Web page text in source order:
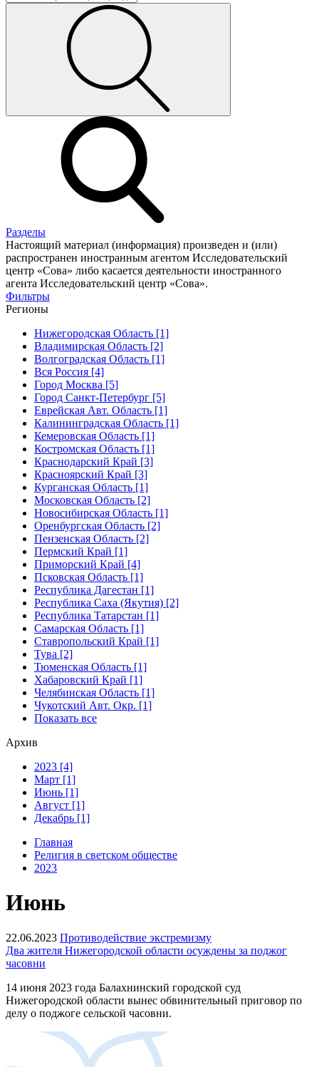
Разделы
Настоящий материал (информация) произведен и (или)
распространен иностранным агентом Исследовательский
центр «Сова» либо касается деятельности иностранного
агента Исследовательский центр «Сова».
Фильтры
Регионы
Нижегородская Область [1]
Владимирская Область [2]
Волгоградская Область [1]
Вся Россия [4]
Город Москва [5]
Город Санкт-Петербург [5]
Еврейская Авт. Область [1]
Калининградская Область [1]
Кемеровская Область [1]
Костромская Область [1]
Краснодарский Край [3]
Красноярский Край [3]
Курганская Область [1]
Московская Область [2]
Новосибирская Область [1]
Оренбургская Область [2]
Пензенская Область [2]
Пермский Край [1]
Приморский Край [4]
Псковская Область [1]
Республика Дагестан [1]
Республика Саха (Якутия) [2]
Республика Татарстан [1]
Самарская Область [1]
Ставропольский Край [1]
Тува [2]
Тюменская Область [1]
Хабаровский Край [1]
Челябинская Область [1]
Чукотский Авт. Окр. [1]
Показать все
Архив
2023 [4]
Март [1]
Июнь [1]
Август [1]
Декабрь [1]
Главная
Религия в светском обществе
2023
Июнь
22.06.2023 Противодействие экстремизму
Два жителя Нижегородской области осуждены за поджог
часовни
14 июня 2023 года Балахнинский городской суд
Нижегородской области вынес обвинительный приговор по
делу о поджоге сельской часовни.